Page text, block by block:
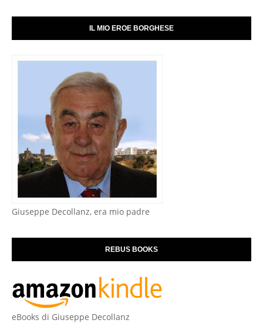
IL MIO EROE BORGHESE
Giuseppe Decollanz, era mio padre
REBUS BOOKS
eBooks di Giuseppe Decollanz